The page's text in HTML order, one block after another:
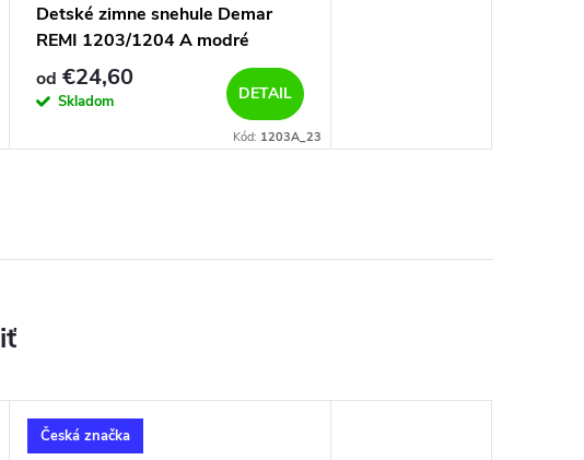
Detské zimne snehule Demar
REMI 1203/1204 A modré
od €24,60
Skladom DETAIL
Kód: 1203A_23
Česká značka